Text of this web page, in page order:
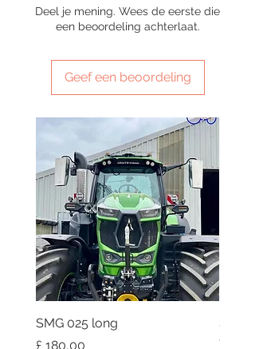
Deel je mening. Wees de eerste die
een beoordeling achterlaat.
Geef een beoordeling
SMG 025 long
Prijs
£ 180,00
SMG
flag